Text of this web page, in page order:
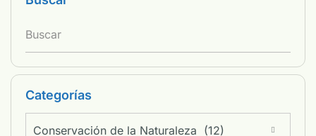
Categorías
Conservación de la Naturaleza (12)